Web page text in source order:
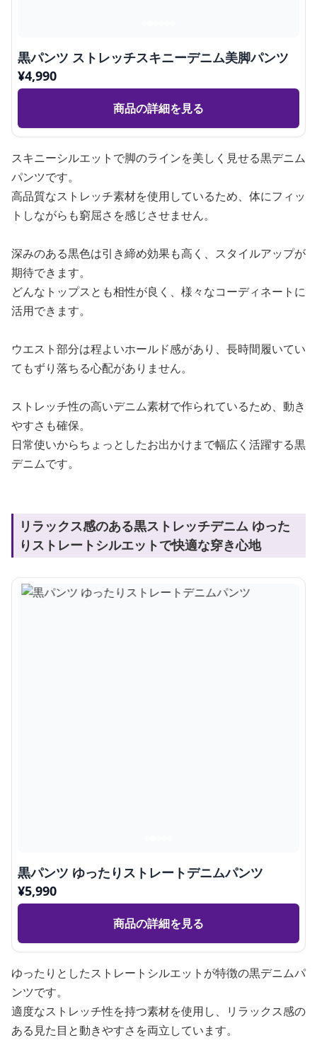
黒パンツ ストレッチスキニーデニム美脚パンツ
¥4,990
商品の詳細を見る
スキニーシルエットで脚のラインを美しく見せる黒デニム
パンツです。
高品質なストレッチ素材を使用しているため、体にフィッ
トしながらも窮屈さを感じさせません。
深みのある黒色は引き締め効果も高く、スタイルアップが
期待できます。
どんなトップスとも相性が良く、様々なコーディネートに
活用できます。
ウエスト部分は程よいホールド感があり、長時間履いてい
てもずり落ちる心配がありません。
ストレッチ性の高いデニム素材で作られているため、動き
やすさも確保。
日常使いからちょっとしたお出かけまで幅広く活躍する黒
デニムです。
リラックス感のある黒ストレッチデニム ゆった
りストレートシルエットで快適な穿き心地
黒パンツ ゆったりストレートデニムパンツ
¥5,990
商品の詳細を見る
ゆったりとしたストレートシルエットが特徴の黒デニムパ
ンツです。
適度なストレッチ性を持つ素材を使用し、リラックス感の
ある見た目と動きやすさを両立しています。